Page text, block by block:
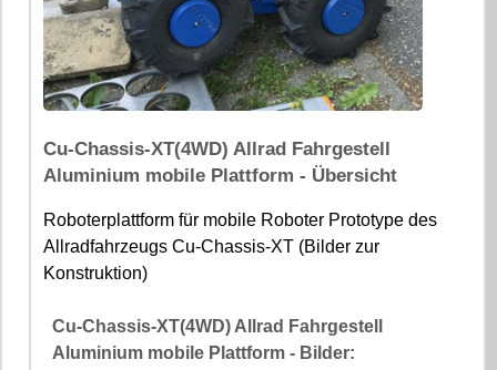
Cu-Chassis-XT(4WD) Allrad Fahrgestell
Aluminium mobile Plattform - Übersicht
Roboterplattform für mobile Roboter Prototype des
Allradfahrzeugs Cu-Chassis-XT (Bilder zur
Konstruktion)
Cu-Chassis-XT(4WD) Allrad Fahrgestell
Aluminium mobile Plattform - Bilder: